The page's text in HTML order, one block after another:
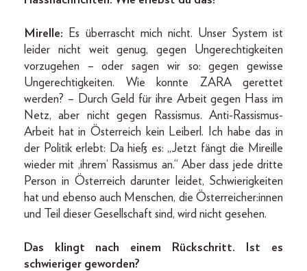
Mirelle: Es überrascht mich nicht. Unser System ist
leider nicht weit genug, gegen Ungerechtigkeiten
vorzugehen – oder sagen wir so: gegen gewisse
Ungerechtigkeiten. Wie konnte ZARA gerettet
werden? – Durch Geld für ihre Arbeit gegen Hass im
Netz, aber nicht gegen Rassismus. Anti-Rassismus-
Arbeit hat in Österreich kein Leiberl. Ich habe das in
der Politik erlebt: Da hieß es: „Jetzt fängt die Mireille
wieder mit ,ihrem‘ Rassismus an.“ Aber dass jede dritte
Person in Österreich darunter leidet, Schwierigkeiten
hat und ebenso auch Menschen, die Österreicher:innen
und Teil dieser Gesellschaft sind, wird nicht gesehen.
Das klingt nach einem Rückschritt. Ist es
schwieriger geworden?